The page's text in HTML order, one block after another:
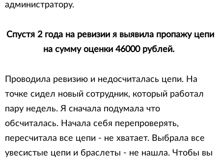
администратору.
Спустя 2 года на ревизии я выявила пропажу цепи
на сумму оценки 46000 рублей.
Проводила ревизию и недосчиталась цепи. На
точке сидел новый сотрудник, который работал
пару недель. Я сначала подумала что
обсчиталась. Начала себя перепроверять,
пересчитала все цепи - не хватает. Выбрала все
увесистые цепи и браслеты - не нашла. Чтобы вы